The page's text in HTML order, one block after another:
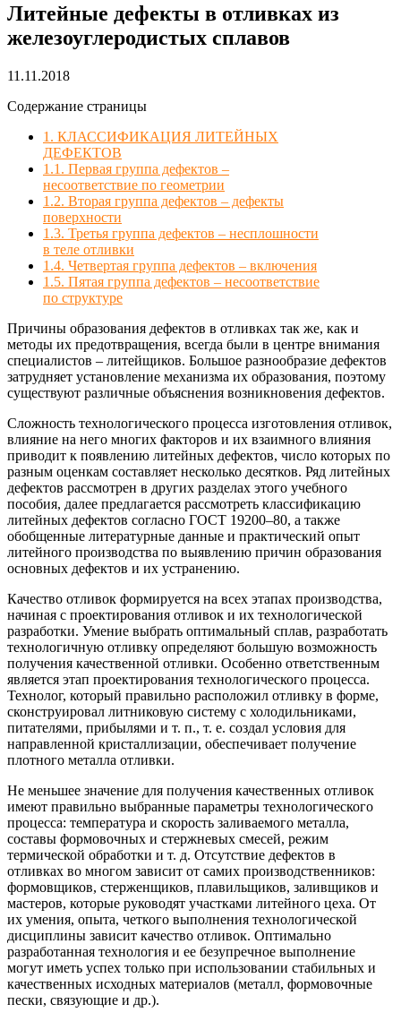
Литейные дефекты в отливках из
железоуглеродистых сплавов
11.11.2018
Содержание страницы
1. КЛАССИФИКАЦИЯ ЛИТЕЙНЫХ
ДЕФЕКТОВ
1.1. Первая группа дефектов –
несоответствие по геометрии
1.2. Вторая группа дефектов – дефекты
поверхности
1.3. Третья группа дефектов – несплошности
в теле отливки
1.4. Четвертая группа дефектов – включения
1.5. Пятая группа дефектов – несоответствие
по структуре
Причины образования дефектов в отливках так же, как и
методы их предотвращения, всегда были в центре внимания
специалистов – литейщиков. Большое разнообразие дефектов
затрудняет установление механизма их образования, поэтому
существуют различные объяснения возникновения дефектов.
Сложность технологического процесса изготовления отливок,
влияние на него многих факторов и их взаимного влияния
приводит к появлению литейных дефектов, число которых по
разным оценкам составляет несколько десятков. Ряд литейных
дефектов рассмотрен в других разделах этого учебного
пособия, далее предлагается рассмотреть классификацию
литейных дефектов согласно ГОСТ 19200–80, а также
обобщенные литературные данные и практический опыт
литейного производства по выявлению причин образования
основных дефектов и их устранению.
Качество отливок формируется на всех этапах производства,
начиная с проектирования отливок и их технологической
разработки. Умение выбрать оптимальный сплав, разработать
технологичную отливку определяют большую возможность
получения качественной отливки. Особенно ответственным
является этап проектирования технологического процесса.
Технолог, который правильно расположил отливку в форме,
сконструировал литниковую систему с холодильниками,
питателями, прибылями и т. п., т. е. создал условия для
направленной кристаллизации, обеспечивает получение
плотного металла отливки.
Не меньшее значение для получения качественных отливок
имеют правильно выбранные параметры технологического
процесса: температура и скорость заливаемого металла,
составы формовочных и стержневых смесей, режим
термической обработки и т. д. Отсутствие дефектов в
отливках во многом зависит от самих производственников:
формовщиков, стерженщиков, плавильщиков, заливщиков и
мастеров, которые руководят участками литейного цеха. От
их умения, опыта, четкого выполнения технологической
дисциплины зависит качество отливок. Оптимально
разработанная технология и ее безупречное выполнение
могут иметь успех только при использовании стабильных и
качественных исходных материалов (металл, формовочные
пески, связующие и др.).